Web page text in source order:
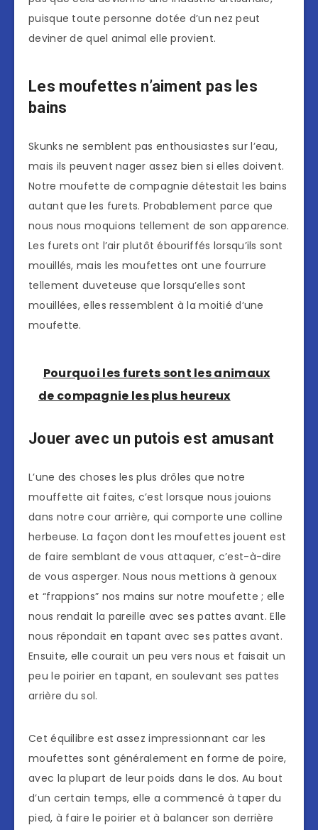
puisque toute personne dotée d’un nez peut
deviner de quel animal elle provient.
Les moufettes n’aiment pas les
bains
Skunks ne semblent pas enthousiastes sur l’eau,
mais ils peuvent nager assez bien si elles doivent.
Notre moufette de compagnie détestait les bains
autant que les furets. Probablement parce que
nous nous moquions tellement de son apparence.
Les furets ont l’air plutôt ébouriffés lorsqu’ils sont
mouillés, mais les moufettes ont une fourrure
tellement duveteuse que lorsqu’elles sont
mouillées, elles ressemblent à la moitié d’une
moufette.
Pourquoi les furets sont les animaux
de compagnie les plus heureux
Jouer avec un putois est amusant
L’une des choses les plus drôles que notre
mouffette ait faites, c’est lorsque nous jouions
dans notre cour arrière, qui comporte une colline
herbeuse. La façon dont les moufettes jouent est
de faire semblant de vous attaquer, c’est-à-dire
de vous asperger. Nous nous mettions à genoux
et “frappions” nos mains sur notre moufette ; elle
nous rendait la pareille avec ses pattes avant. Elle
nous répondait en tapant avec ses pattes avant.
Ensuite, elle courait un peu vers nous et faisait un
peu le poirier en tapant, en soulevant ses pattes
arrière du sol.
Cet équilibre est assez impressionnant car les
moufettes sont généralement en forme de poire,
avec la plupart de leur poids dans le dos. Au bout
d’un certain temps, elle a commencé à taper du
pied, à faire le poirier et à balancer son derrière